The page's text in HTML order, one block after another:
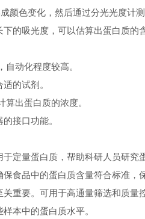
色变化，然后通过分光光度计测
吸光度，可以估算出蛋白质的含
动化程度较高。
的试剂。
出蛋白质的浓度。
接口功能。
量蛋白质，帮助科研人员研究
品中的蛋白质含量符合标准，
要。可用于高通量筛选和质量控
本中的蛋白质水平。